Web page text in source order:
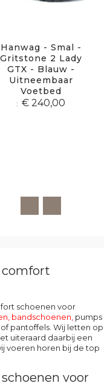
Hanwag - Smal -
Gritstone 2 Lady
GTX - Blauw -
Uitneembaar
Voetbed
€ 240,00
comfort
schoenen voor
, bandschoenen, pumps
of pantoffels. Wij letten op
uiteraard daarbij een
voeren horen bij de top
voor